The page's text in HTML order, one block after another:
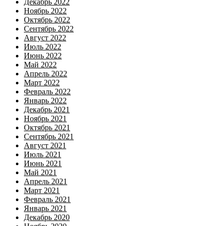
Ноябрь 2022
Октябрь 2022
Сентябрь 2022
Август 2022
Июль 2022
Июнь 2022
Май 2022
Апрель 2022
Март 2022
Февраль 2022
Январь 2022
Декабрь 2021
Ноябрь 2021
Октябрь 2021
Сентябрь 2021
Август 2021
Июль 2021
Июнь 2021
Май 2021
Апрель 2021
Март 2021
Февраль 2021
Январь 2021
Декабрь 2020